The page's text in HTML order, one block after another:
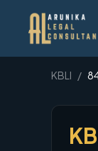
KBLI /